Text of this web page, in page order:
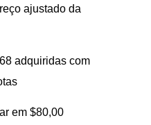
ajustado da
adquiridas com
em $80,00